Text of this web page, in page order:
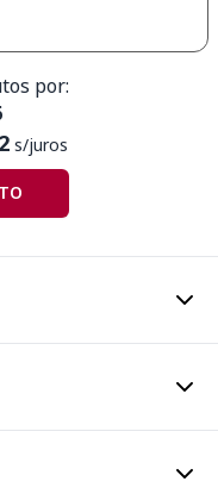
por:
s/juros